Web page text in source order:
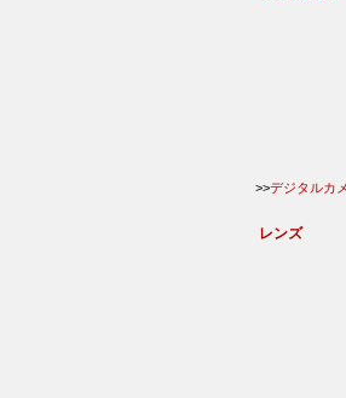
>>デジタルカ
レンズ